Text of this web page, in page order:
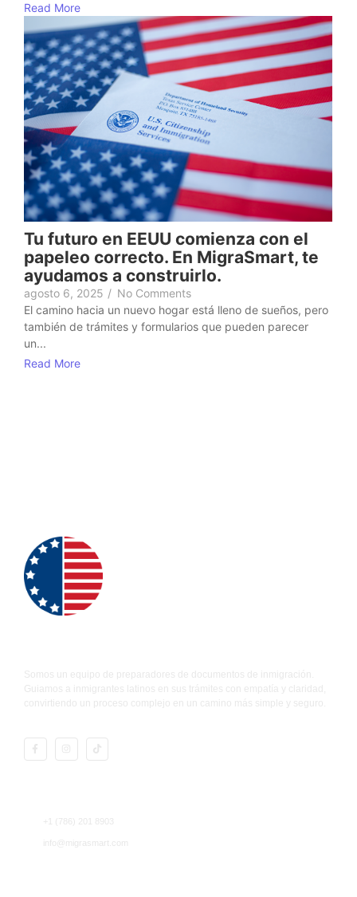
Read More
Tu futuro en EEUU comienza con el
papeleo correcto. En MigraSmart, te
ayudamos a construirlo.
agosto 6, 2025 / No Comments
El camino hacia un nuevo hogar está lleno de sueños, pero
también de trámites y formularios que pueden parecer
un...
Read More
Somos un equipo de preparadores de documentos de inmigración.
Guiamos a inmigrantes latinos en sus trámites con empatía y claridad,
convirtiendo un proceso complejo en un camino más simple y seguro.
+1 (786) 201 8903
info@migrasmart.com